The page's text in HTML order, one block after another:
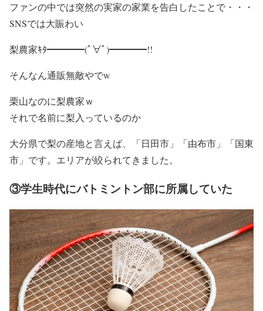
ファンの中では突然の実家の家業を告白したことで・・・
SNSでは大賑わい
梨農家ｷﾀ━━━━(ﾟ∀ﾟ)━━━━!!
そんなん通販無敵やでw
栗山なのに梨農家ｗ
それで名前に梨入っているのか
大分県で梨の産地と言えば、「日田市」「由布市」「国東
市」です。エリアが絞られてきました。
③学生時代にバトミントン部に所属していた